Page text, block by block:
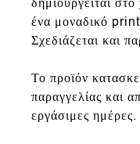
δημιουργείται
ένα μοναδικό
Σχεδιάζεται και
Το προϊόν
παραγγελίας και
εργάσιμες ημέρες.